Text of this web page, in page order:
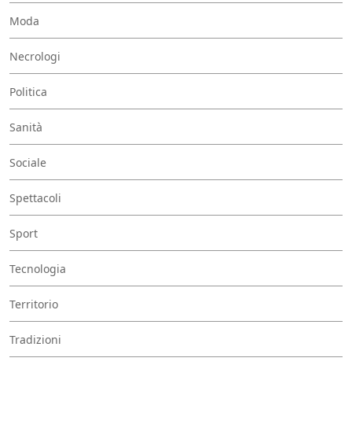
Moda
Necrologi
Politica
Sanità
Sociale
Spettacoli
Sport
Tecnologia
Territorio
Tradizioni